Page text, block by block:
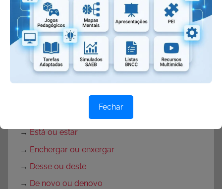
→Cantigas de roda
→Xingar ou chingar
→Catorze ou quatorze
Trouxe ou trousse
→Seiscentos ou seissentos
Intenção ou intensão
Excessão ou exceção
→ Está ou estar
→ Enchergar ou enxergar
→ Desse ou deste
→ De novo ou denovo
Fechar